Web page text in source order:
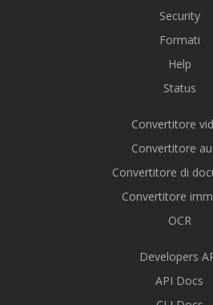
Security
Formati
Help
Status
Convertitore
Convertitore
Convertitore di
Convertitore
OCR
Developers
API Docs